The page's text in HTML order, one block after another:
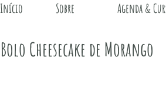
Início Sobre Agenda &
Bolo Cheesecake de Morango